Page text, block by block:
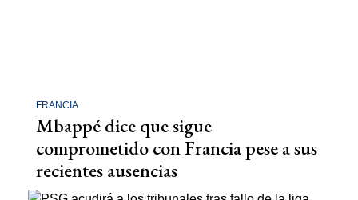
FRANCIA
Mbappé dice que sigue
comprometido con Francia pese a sus
recientes ausencias